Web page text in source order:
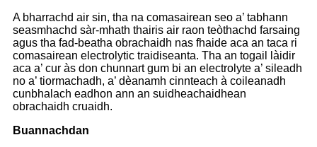
A bharrachd air sin, tha na comasairean seo a’ tabhann
seasmhachd sàr-mhath thairis air raon teòthachd farsaing
agus tha fad-beatha obrachaidh nas fhaide aca an taca ri
comasairean electrolytic traidiseanta. Tha an togail làidir
aca a’ cur às don chunnart gum bi an electrolyte a’ sileadh
no a’ tiormachadh, a’ dèanamh cinnteach à coileanadh
cunbhalach eadhon ann an suidheachaidhean
obrachaidh cruaidh.
Buannachdan